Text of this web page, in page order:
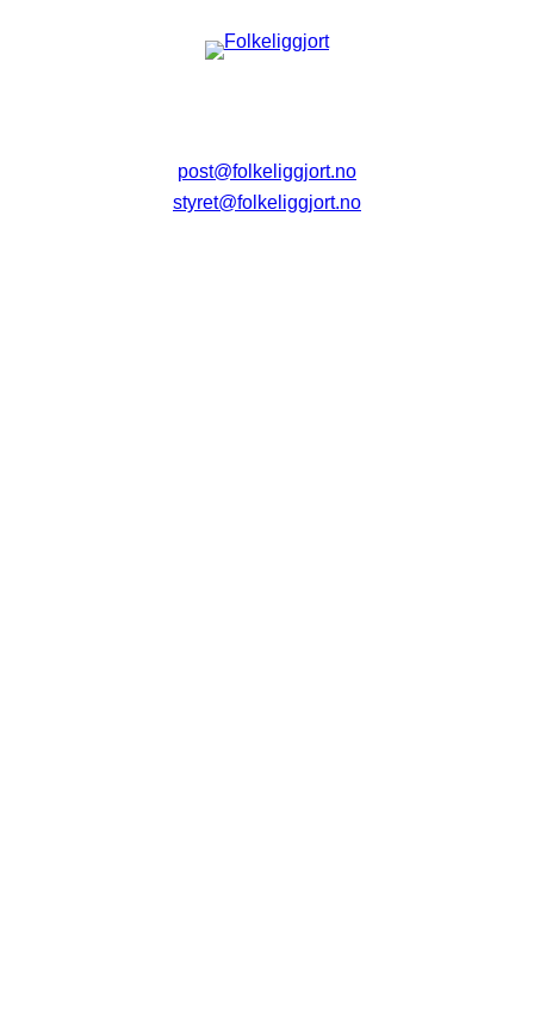
post@folkeliggjort.no
styret@folkeliggjort.no